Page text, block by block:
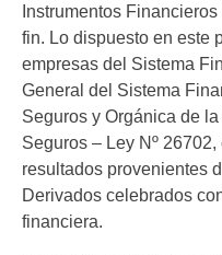
Instrumentos
fin. Lo dispuesto en este
empresas del Sistema
General del Sistema
Seguros y Orgánica de
Seguros – Ley Nº
resultados provenientes
Derivados celebrados
financiera.